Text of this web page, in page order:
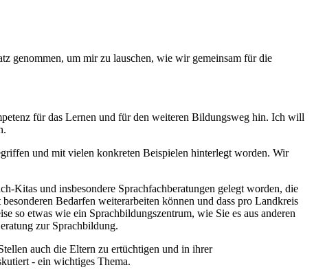
genommen, um mir zu lauschen, wie wir gemeinsam für die
für das Lernen und für den weiteren Bildungsweg hin. Ich will
und mit vielen konkreten Beispielen hinterlegt worden. Wir
Kitas und insbesondere Sprachfachberatungen gelegt worden, die
Bedarfen weiterarbeiten können und dass pro Landkreis
so etwas wie ein Sprachbildungszentrum, wie Sie es aus anderen
zur Sprachbildung.
auch die Eltern zu ertüchtigen und in ihrer
- ein wichtiges Thema.